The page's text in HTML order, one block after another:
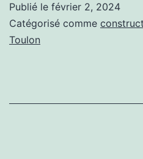
Publié le février 2, 2024
Catégorisé comme
Toulon